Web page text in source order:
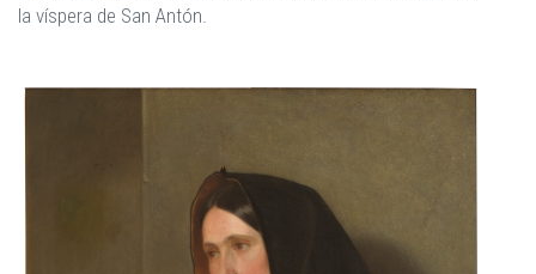
la víspera de San Antón.